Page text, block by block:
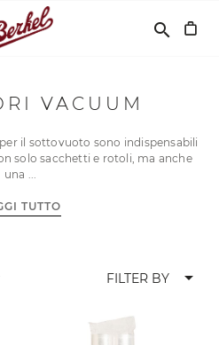
Cerca
search
VACUUM
il sottovuoto sono indispensabili
solo sacchetti e rotoli, ma anche
una
TUTTO
FILTER BY arrow_drop_down